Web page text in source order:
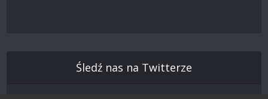
Śledź nas na Twitterze